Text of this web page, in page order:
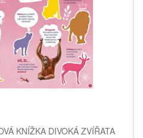
KNÍŽKA DIVOKÁ ZVÍŘATA